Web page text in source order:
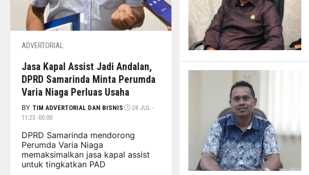
ADVERTORIAL
Jasa Kapal Assist Jadi Andalan,
DPRD Samarinda Minta Perumda
Varia Niaga Perluas Usaha
BY TIM ADVERTORIAL DAN BISNIS
28 JUL -
11:23 -00:00
DPRD Samarinda mendorong
Perumda Varia Niaga
memaksimalkan jasa kapal assist
untuk tingkatkan PAD